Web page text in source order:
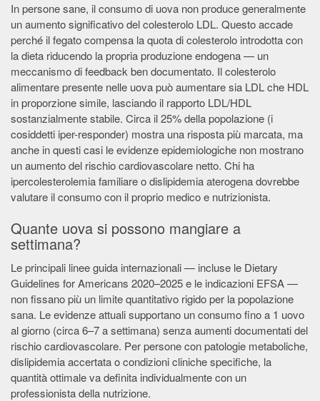
In persone sane, il consumo di uova non produce generalmente
un aumento significativo del colesterolo LDL. Questo accade
perché il fegato compensa la quota di colesterolo introdotta con
la dieta riducendo la propria produzione endogena — un
meccanismo di feedback ben documentato. Il colesterolo
alimentare presente nelle uova può aumentare sia LDL che HDL
in proporzione simile, lasciando il rapporto LDL/HDL
sostanzialmente stabile. Circa il 25% della popolazione (i
cosiddetti iper-responder) mostra una risposta più marcata, ma
anche in questi casi le evidenze epidemiologiche non mostrano
un aumento del rischio cardiovascolare netto. Chi ha
ipercolesterolemia familiare o dislipidemia aterogena dovrebbe
valutare il consumo con il proprio medico e nutrizionista.
Quante uova si possono mangiare a
settimana?
Le principali linee guida internazionali — incluse le Dietary
Guidelines for Americans 2020–2025 e le indicazioni EFSA —
non fissano più un limite quantitativo rigido per la popolazione
sana. Le evidenze attuali supportano un consumo fino a 1 uovo
al giorno (circa 6–7 a settimana) senza aumenti documentati del
rischio cardiovascolare. Per persone con patologie metaboliche,
dislipidemia accertata o condizioni cliniche specifiche, la
quantità ottimale va definita individualmente con un
professionista della nutrizione.